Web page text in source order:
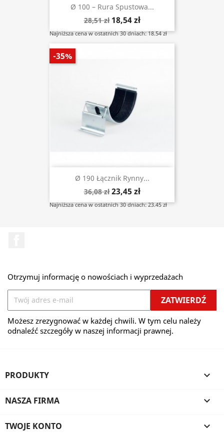
Ø 100 – Rura Spustowa...
28,51 zł 18,54 zł
Najniższa cena w ostatnich 30 dniach: 18.54 zł
Ø 190 Łącznik Rynny...
36,08 zł 23,45 zł
Najniższa cena w ostatnich 30 dniach: 23.45 zł
-35%
Otrzymuj informację o nowościach i wyprzedażach
Możesz zrezygnować w każdej chwili. W tym celu należy
odnaleźć szczegóły w naszej informacji prawnej.
PRODUKTY 
NASZA FIRMA 
TWOJE KONTO 